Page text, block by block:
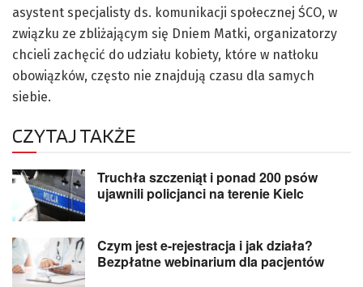
asystent specjalisty ds. komunikacji społecznej ŚCO, w
związku ze zbliżającym się Dniem Matki, organizatorzy
chcieli zachęcić do udziału kobiety, które w natłoku
obowiązków, często nie znajdują czasu dla samych
siebie.
CZYTAJ TAKŻE
Truchła szczeniąt i ponad 200 psów
ujawnili policjanci na terenie Kielc
Czym jest e-rejestracja i jak działa?
Bezpłatne webinarium dla pacjentów